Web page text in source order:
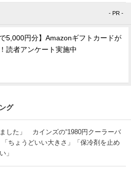
- PR -
で5,000円分】Amazonギフトカードが
読者アンケート実施中
グ
ました」 カインズの“1980円クーラーバ
ちょうどいい大きさ」「保冷剤を止め
」